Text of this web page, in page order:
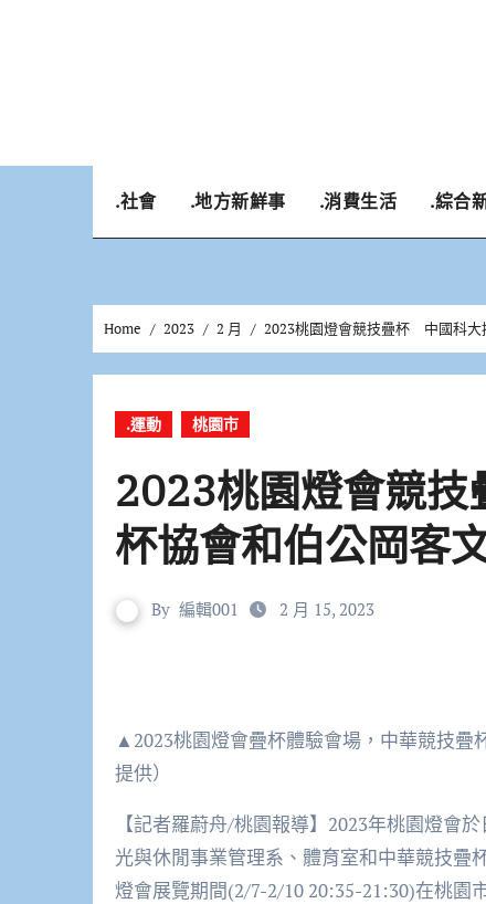
.社會 .地方新鮮事 .消費生活 .綜合
Home 2023 2 月 2023桃園燈會競技疊杯 中國科大
.運動 桃園市
2023桃園燈會競
杯協會和伯公岡客
By 編輯001 2 月 15, 2023
▲2023桃園燈會疊杯體驗會場，中華競技疊
提供）
【記者羅蔚舟/桃園報導】2023年桃園燈會
光與休閒事業管理系、體育室和中華競技疊
燈會展覽期間(2/7-2/10 20:35-21:30)在桃園